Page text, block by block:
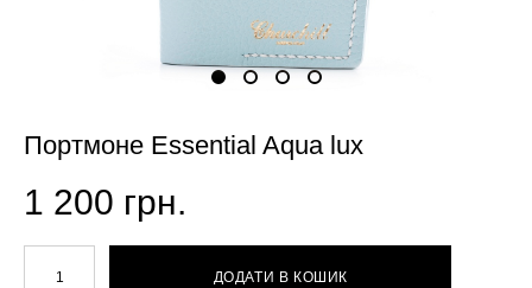
Портмоне Essential Aqua lux
1 200 грн.
ДОДАТИ В КОШИК